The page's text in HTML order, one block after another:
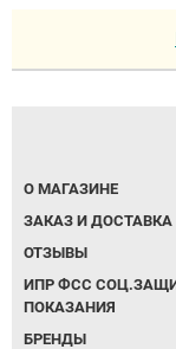
О МАГАЗИНЕ
ЗАКАЗ И ДОСТАВКА
ОТЗЫВЫ
ИПР ФСС
ПОКАЗАНИЯ
БРЕНДЫ